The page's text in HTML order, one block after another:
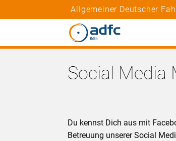
Allgemeiner Deutscher
Social Media
Du kennst Dich aus mit
Betreuung unserer Social